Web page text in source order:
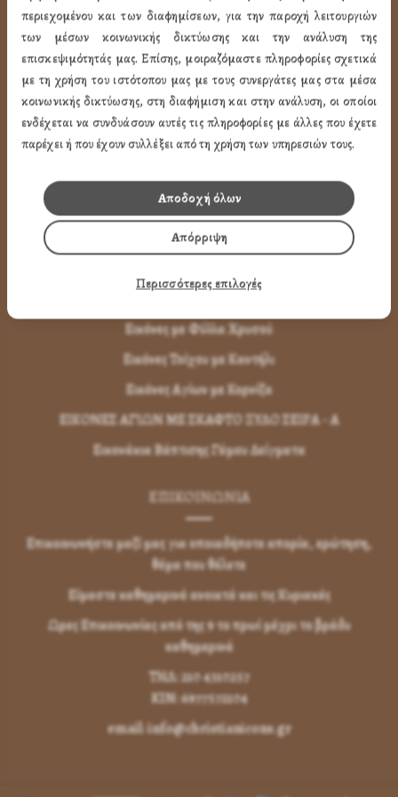
Όροι Χρήσης
LINK
ΤΑ ΠΡΟΪΟΝΤΑ ΜΑΣ
Εικόνες Αγίων
Εικόνες Παναγίας
Εικόνες Χριστού
Εικόνες Παραστάσεων
Εικόνες με Φύλλα Χρυσού
Εικόνες Τοίχου με Καντήλι
Εικόνες Αγίων με Κορνίζα
ΕΙΚΟΝΕΣ ΑΓΙΩΝ ΜΕ ΣΚΑΦΤΟ ΞΥΛΟ ΣΕΙΡΑ - Α
Εικονάκια Βάπτισης Γάμου Δείγματα
ΕΠΙΚΟΙΝΩΝΊΑ
Επικοινωνήστε μαζί μας για οποιαδήποτε απορία, ερώτηση,
θέμα που θέλετε
Είμαστε καθημερινά ανοικτά και τις Κυριακές
Ωρες Επικοινωνίας από της 9 το πρωί μέχρι το βράδυ
καθημερινά
ΤΗΛ: 210 4310257
KIN: 6977572104
email: info@christianicons.gr
περιεχομένου και των διαφημίσεων, για την παροχή λειτουργιών
των μέσων κοινωνικής δικτύωσης και την ανάλυση της
επισκεψιμότητάς μας. Επίσης, μοιραζόμαστε πληροφορίες σχετικά
με τη χρήση του ιστότοπου μας με τους συνεργάτες μας στα μέσα
κοινωνικής δικτύωσης, στη διαφήμιση και στην ανάλυση, οι οποίοι
ενδέχεται να συνδυάσουν αυτές τις πληροφορίες με άλλες που έχετε
παρέχει ή που έχουν συλλέξει από τη χρήση των υπηρεσιών τους.
Απόρριψη
Αποδοχή όλων
Περισσότερες επιλογές